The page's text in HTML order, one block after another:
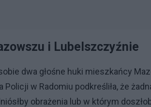
i Lubelszczyźnie
dwa głośne huki mieszkańcy
Policji w Radomiu podkreśliła, że
obrażenia lub w którym